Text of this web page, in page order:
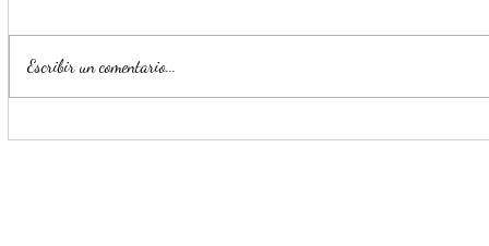
Promueve la donación de
Con un
Escribir un comentario...